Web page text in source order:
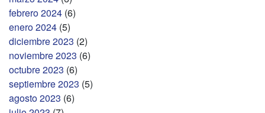
febrero 2024 (6)
enero 2024 (5)
diciembre 2023 (2)
noviembre 2023 (6)
octubre 2023 (6)
septiembre 2023 (5)
agosto 2023 (6)